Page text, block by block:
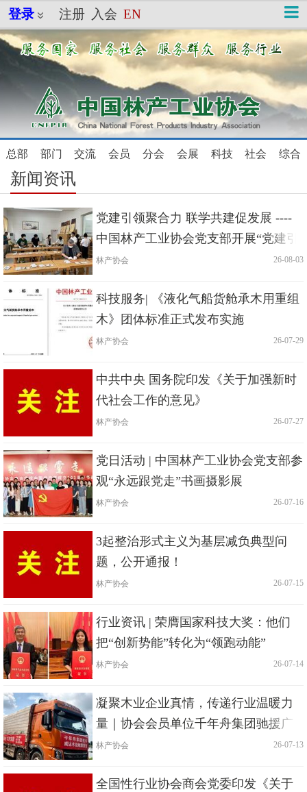
登录 注册 入会 EN
总部 部门 交流 会员 分会 会展 科技 社会 综合
新闻资讯
党建引领聚合力 联学共建促发展 ----
中国林产工业协会党支部开展“党建引
领创新发展”主题
林产协会 | 26-08-03
科技服务| 《液化气船货舱承木用重组
木》团体标准正式发布实施
林产协会 | 26-07-29
中共中央 国务院印发《关于加强新时
代社会工作的意见》
林产协会 | 26-07-27
党日活动 | 中国林产工业协会党支部参
观“永远跟党走”书画摄影展
林产协会 | 26-07-16
3起整治形式主义为基层减负典型问
题，公开通报！
林产协会 | 26-07-15
行业资讯 | 荣膺国家科技大奖：他们
把“创新势能”转化为“领跑动能”
林产协会 | 26-07-14
凝聚木业企业真情，传递行业温暖力
量｜协会会员单位千年舟集团驰援广
西贵港洪灾一线
林产协会 | 26-07-13
全国性行业协会商会党委印发《关于